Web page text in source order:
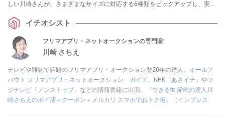
しい川崎さんが、さまざまなサイズに対応する6種類をピックアップし、実際
イチオシスト
フリマアプリ・ネットオークションの専門家
川崎 さちえ
テレビや雑誌で話題のフリマアプリ・オークション歴20年の達人。 オールア
バウト フリマアプリ・ネットオークション ガイド。 NHK「あさイチ」 やフ
ジテレビ「ノンストップ」 などの情報番組に出演。
『できるfit 節約の達人川
崎さちえのポイ活＋クーポン＋メルカリ スマホでおトク術』（インプレス